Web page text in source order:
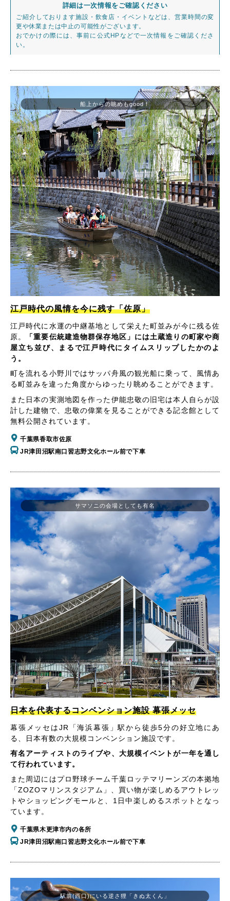
詳細は一次情報をご確認ください
ご紹介しております施設・飲食店・イベントなどは、営業時間の変
更や休業または中止の可能性がございます。
おでかけの際には、事前に公式HPなどで一次情報をご確認くださ
い。
船上からの眺めもgood！
江戸時代の風情を今に残す「佐原」
江戸時代に水運の中継基地として栄えた町並みが今に残る佐
原。
「重要伝統建造物群保存地区」には土蔵造りの町家や商
屋立ち並び、まるで江戸時代にタイムスリップしたかのよ
う。
町を流れる小野川ではサッパ舟風の観光船に乗って、風情あ
る町並みを違った角度からゆったり眺めることができます。
また日本の実測地図を作った伊能忠敬の旧宅は本人自らが設
計した建物で、忠敬の偉業を見ることができる記念館として
無料公開されています。
千葉県香取市佐原
JR津田沼駅南口習志野文化ホール前で下車
日本を代表するコンベンション施設 幕張メッセ
幕張メッセはJR「海浜幕張」駅から徒歩5分の好立地にあ
る、日本有数の大規模コンベンション施設です。
有名アーティストのライブや、大規模イベントが一年を通し
て行われています。
また周辺にはプロ野球チーム千葉ロッテマリーンズの本拠地
「ZOZOマリンスタジアム」、買い物が楽しめるアウトレッ
トやショッピングモールと、1日中楽しめるスポットとなっ
ています。
千葉県木更津市内の各所
JR津田沼駅南口習志野文化ホール前で下車
サマソニの会場としても有名
駅前(西口)にいる逆さ狸「きぬ太くん」